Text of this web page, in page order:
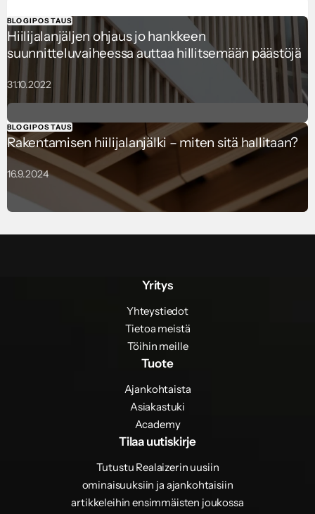
BLOGIPOSTAUS
Hiilijalanjäljen ohjaus jo hankkeen
suunnitteluvaiheessa auttaa hillitsemään päästöjä
31.10.2022
BLOGIPOSTAUS
Rakentamisen hiilijalanjälki – miten sitä hallitaan?
16.9.2024
Yritys
Yhteystiedot
Tietoa meistä
Töihin meille
Tuote
Ajankohtaista
Asiakastuki
Academy
Tilaa uutiskirje
Tutustu Realaizerin uusiin
ominaisuuksiin ja ajankohtaisiin
artikkeleihin ensimmäisten joukossa